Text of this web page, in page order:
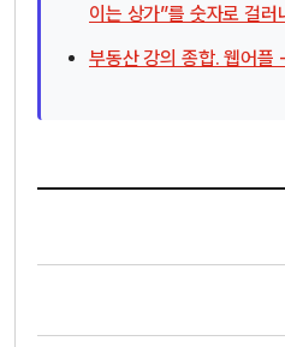
이는 상가”를 숫자로 걸러
부동산 강의 종합. 웹어플